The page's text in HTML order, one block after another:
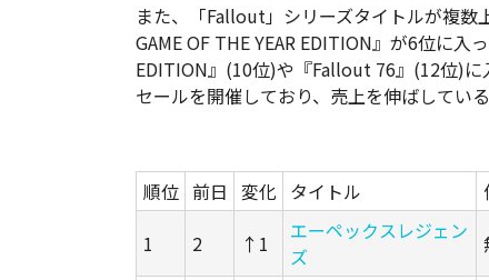
また、「Fallout」シリーズタイトルが複数
GAME OF THE YEAR EDITION』が6位に入っ
EDITION』(10位)や『Fallout 76』(12位)に
セールを開催しており、売上を伸ばしてい
順位 前日 変化 タイトル
1
2 ↑1
エーペックスレジェン
ズ